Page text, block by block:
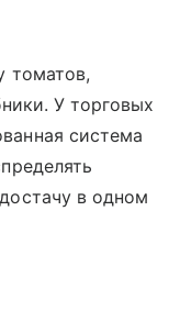
томатов,
У торговых
система
в одном